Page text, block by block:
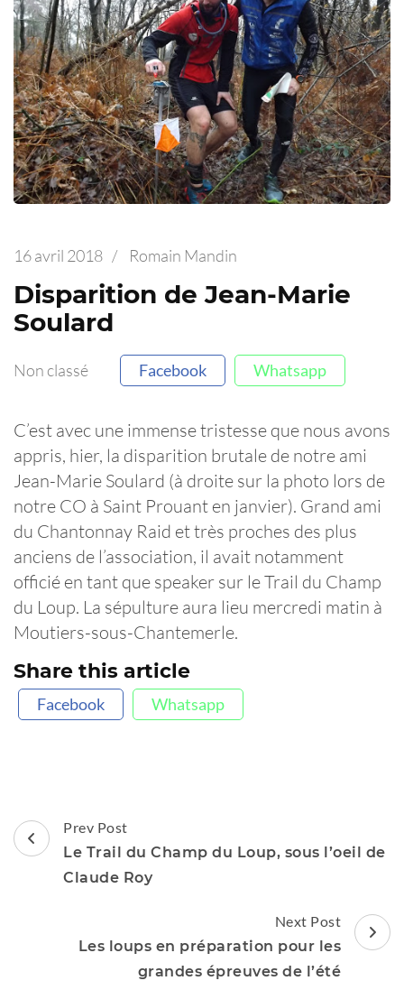
16 avril 2018 / Romain Mandin
Disparition de Jean-Marie
Soulard
Non classé Facebook Whatsapp
C’est avec une immense tristesse que nous avons
appris, hier, la disparition brutale de notre ami
Jean-Marie Soulard (à droite sur la photo lors de
notre CO à Saint Prouant en janvier). Grand ami
du Chantonnay Raid et très proches des plus
anciens de l’association, il avait notamment
officié en tant que speaker sur le Trail du Champ
du Loup. La sépulture aura lieu mercredi matin à
Moutiers-sous-Chantemerle.
Share this article
Facebook Whatsapp
Post
Navigation
Prev Post
Le Trail du Champ du Loup, sous l’oeil de
Claude Roy
Next Post
Les loups en préparation pour les
grandes épreuves de l’été